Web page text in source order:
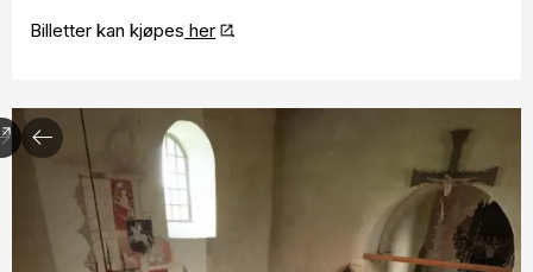
Billetter kan kjøpes her .